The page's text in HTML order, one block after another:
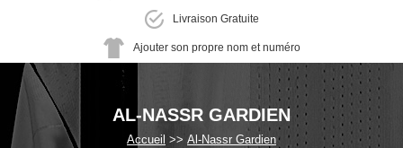
Livraison Gratuite
Ajouter son propre nom et numéro
AL-NASSR GARDIEN
Accueil Al-Nassr Gardien